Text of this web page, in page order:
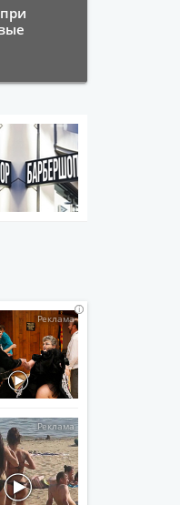
iiii